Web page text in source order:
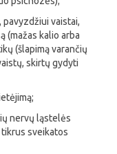
pavyzdžiui vaistai,
(mažas kalio arba
(šlapimą varančių
skirtų gydyti
nervų ląstelės
sveikatos